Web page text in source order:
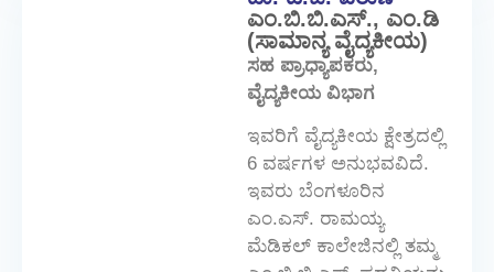
ಎಂ.ಬಿ.ಬಿ.ಎಸ್., ಎಂ.ಡಿ
(ಸಾಮಾನ್ಯ ವೈದ್ಯಕೀಯ)
ಸಹ ಪ್ರಾಧ್ಯಾಪಕರು,
ವೈದ್ಯಕೀಯ ವಿಭಾಗ
ಇವರಿಗೆ ವೈದ್ಯಕೀಯ ಕ್ಷೇತ್ರದಲ್ಲಿ
6 ವರ್ಷಗಳ ಅನುಭವವಿದೆ.
ಇವರು ಬೆಂಗಳೂರಿನ
ಎಂ.ಎಸ್. ರಾಮಯ್ಯ
ಮೆಡಿಕಲ್ ಕಾಲೇಜಿನಲ್ಲಿ ತಮ್ಮ